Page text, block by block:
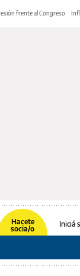
frente al Congreso
Hacete
socia/o
Iniciá